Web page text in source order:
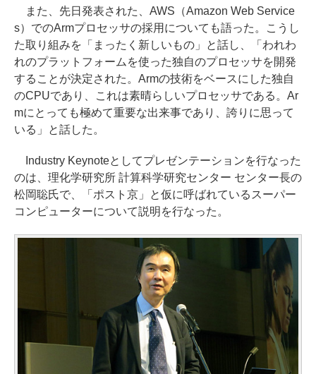
また、先日発表された、AWS（Amazon Web Service
s）でのArmプロセッサの採用についても語った。こうし
た取り組みを「まったく新しいもの」と話し、「われわ
れのプラットフォームを使った独自のプロセッサを開発
することが決定された。Armの技術をベースにした独自
のCPUであり、これは素晴らしいプロセッサである。Ar
mにとっても極めて重要な出来事であり、誇りに思って
いる」と話した。
Industry Keynoteとしてプレゼンテーションを行なった
のは、理化学研究所 計算科学研究センター センター長の
松岡聡氏で、「ポスト京」と仮に呼ばれているスーパー
コンピューターについて説明を行なった。